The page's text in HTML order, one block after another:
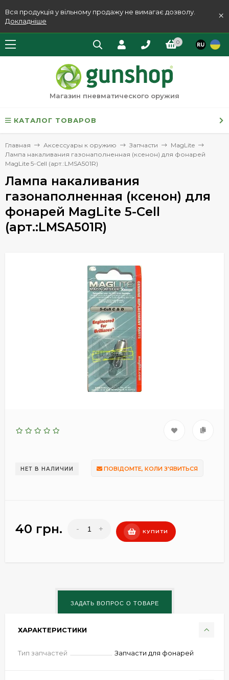
Вся продукція у вільному продажу не вимагає дозволу.
Докладніше
×
0
Магазин пневматического оружия
КАТАЛОГ ТОВАРОВ
Главная Аксессуары к оружию Запчасти
MagLite
Лампа накаливания газонаполненная (ксенон) для фонарей
MagLite 5-Cell (арт.:LMSA501R)
Лампа накаливания
газонаполненная (ксенон) для
фонарей MagLite 5-Cell
(арт.:LMSA501R)
НЕТ В НАЛИЧИИ ПОВІДОМТЕ, КОЛИ З'ЯВИТЬСЯ
40 грн. - + КУПИТИ
ХАРАКТЕРИСТИКИ
Тип запчастей Запчасти для фонарей